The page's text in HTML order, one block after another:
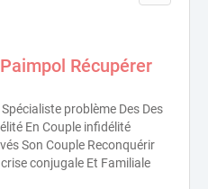
Récupérer
problème Des Des
En Couple infidélité
Son Couple Reconquérir
conjugale Et Familiale